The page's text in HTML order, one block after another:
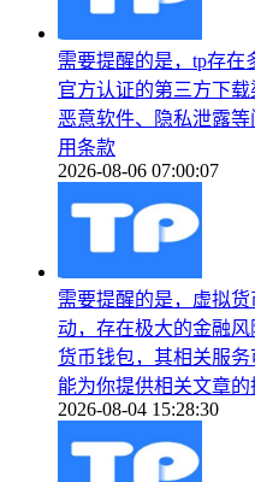
需要提醒的是，tp存在
官方认证的第三方下
恶意软件、隐私泄露
用条款
2026-08-06 07:00:07
需要提醒的是，虚拟
动，存在极大的金融
货币钱包，其相关服
能为你提供相关文章的
2026-08-04 15:28:30